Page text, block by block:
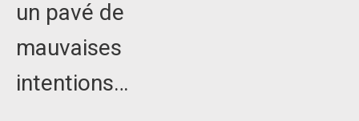
un pavé de
mauvaises
intentions…